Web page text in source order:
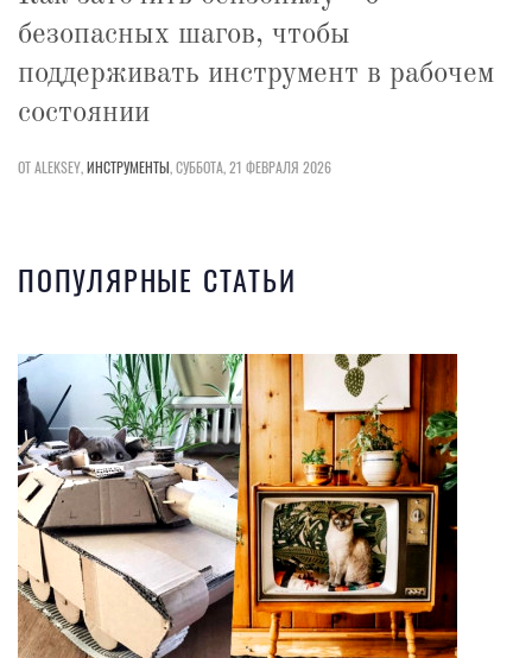
безопасных шагов, чтобы
поддерживать инструмент в рабочем
состоянии
ОТ ALEKSEY,ИНСТРУМЕНТЫ,СУББОТА, 21 ФЕВРАЛЯ 2026
ПОПУЛЯРНЫЕ СТАТЬИ